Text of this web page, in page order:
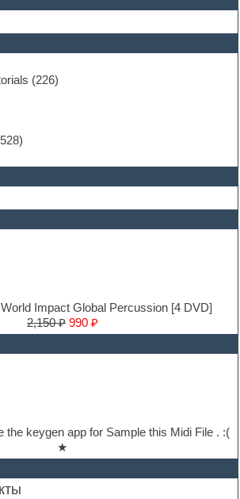
effects
(226)
Impact Global Percussion [4 DVD]
2,150 ₽ 990 ₽
the keygen app for Sample this Midi File . :(
★